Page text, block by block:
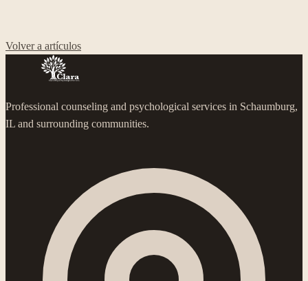
Volver a artículos
Professional counseling and psychological services in Schaumburg,
IL and surrounding communities.